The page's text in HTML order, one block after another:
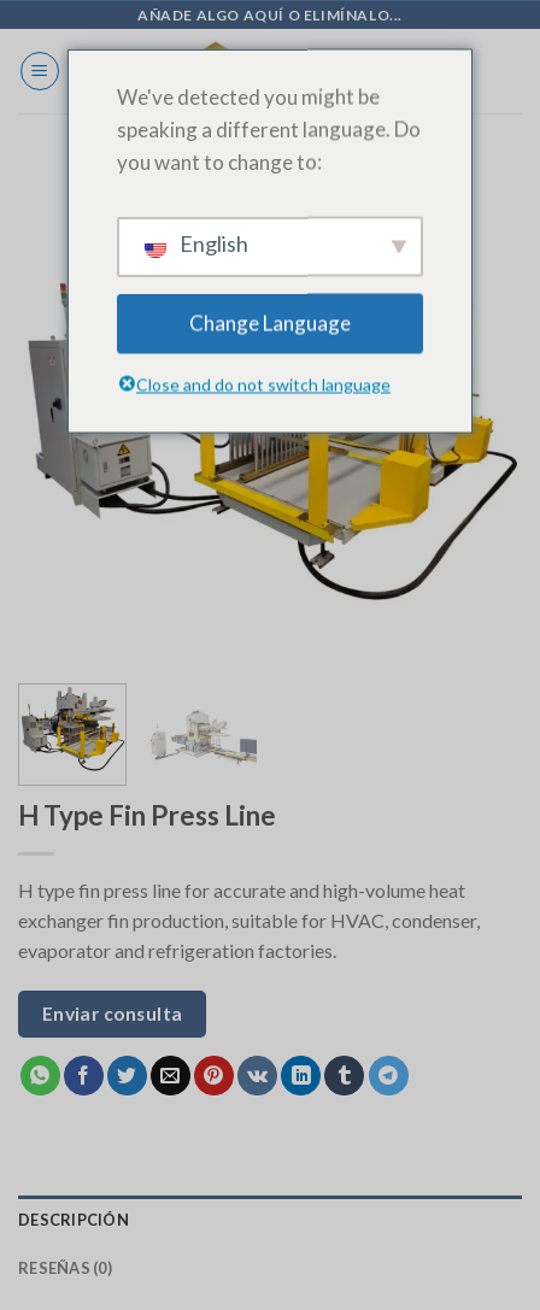
contenido
AÑADE ALGO AQUÍ O ELIMÍNALO...
H Type Fin Press Line
H type fin press line for accurate and high-volume heat
exchanger fin production, suitable for HVAC, condenser,
evaporator and refrigeration factories.
Enviar consulta
DESCRIPCIÓN
RESEÑAS (0)
We've detected you might be
speaking a different language. Do
you want to change to:
English
Change Language
Close and do not switch language